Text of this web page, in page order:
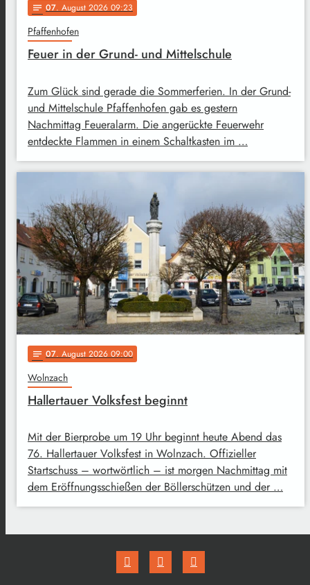
notes 07. August 2026 09:23
Pfaffenhofen
Feuer in der Grund- und Mittelschule
Zum Glück sind gerade die Sommerferien. In der Grund-
und Mittelschule Pfaffenhofen gab es gestern
Nachmittag Feueralarm. Die angerückte Feuerwehr
entdeckte Flammen in einem Schaltkasten im …
notes 07. August 2026 09:00
Wolnzach
Hallertauer Volksfest beginnt
Mit der Bierprobe um 19 Uhr beginnt heute Abend das
76. Hallertauer Volksfest in Wolnzach. Offizieller
Startschuss – wortwörtlich – ist morgen Nachmittag mit
dem Eröffnungsschießen der Böllerschützen und der …